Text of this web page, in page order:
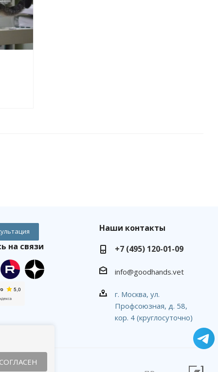
на связи
Наши контакты
+7 (495) 120-01-09
info@goodhands.vet
г. Москва, ул.
Профсоюзная, д. 58,
кор. 4 (круглосуточно)
СОГЛАСЕН